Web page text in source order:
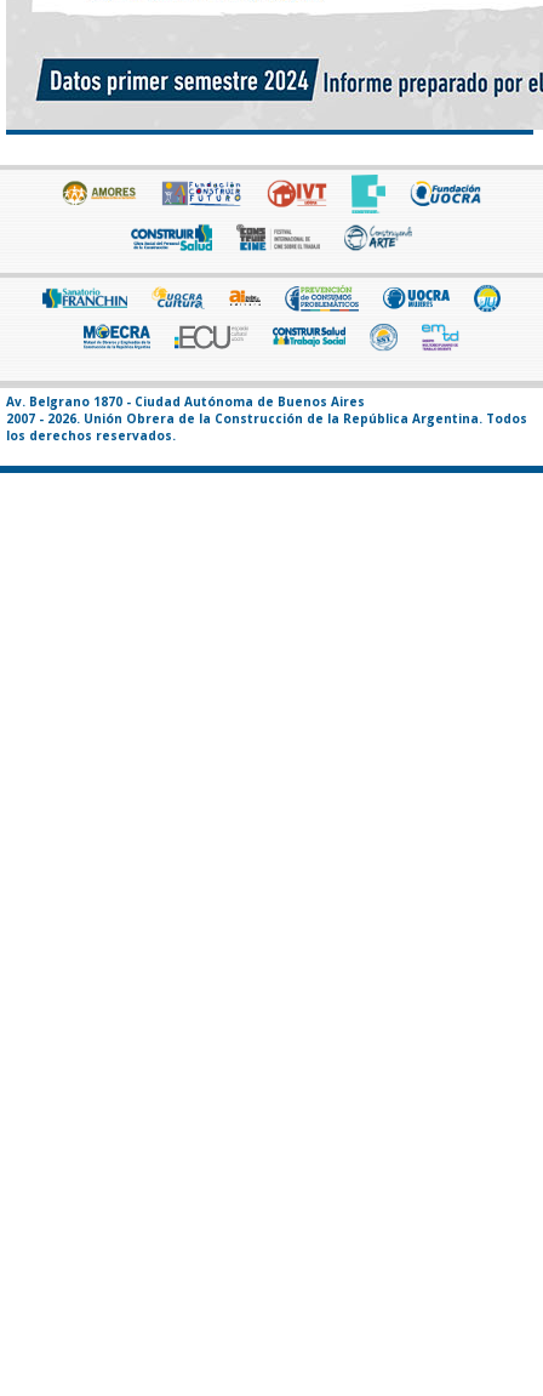
Av. Belgrano 1870 - Ciudad Autónoma de Buenos Aires
2007 - 2026. Unión Obrera de la Construcción de la República Argentina. Todos
los derechos reservados.